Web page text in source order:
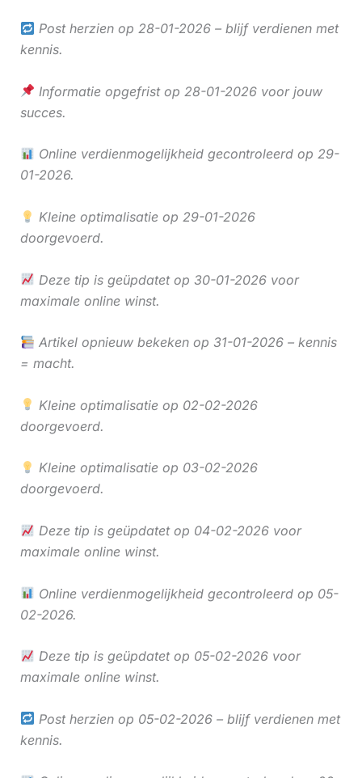
Post herzien op 28-01-2026 – blijf verdienen met
kennis.
Informatie opgefrist op 28-01-2026 voor jouw
succes.
Online verdienmogelijkheid gecontroleerd op 29-
01-2026.
Kleine optimalisatie op 29-01-2026
doorgevoerd.
Deze tip is geüpdatet op 30-01-2026 voor
maximale online winst.
Artikel opnieuw bekeken op 31-01-2026 – kennis
= macht.
Kleine optimalisatie op 02-02-2026
doorgevoerd.
Kleine optimalisatie op 03-02-2026
doorgevoerd.
Deze tip is geüpdatet op 04-02-2026 voor
maximale online winst.
Online verdienmogelijkheid gecontroleerd op 05-
02-2026.
Deze tip is geüpdatet op 05-02-2026 voor
maximale online winst.
Post herzien op 05-02-2026 – blijf verdienen met
kennis.